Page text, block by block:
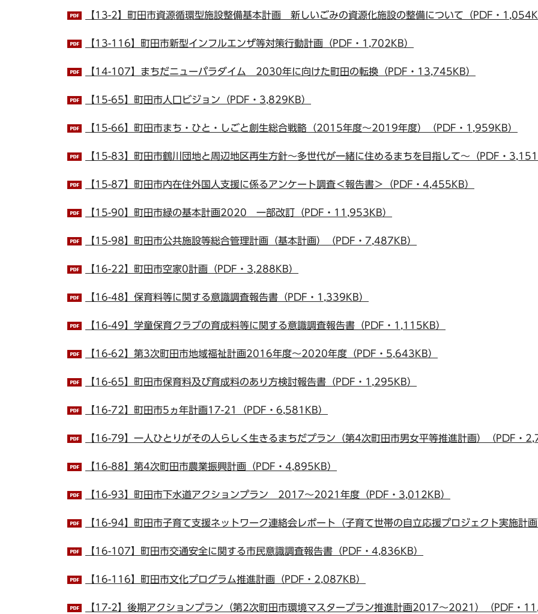
【13-2】町田市資源循環型施設整備基本計画 新しいごみの資源化施設の整備について（PDF・
【13-116】町田市新型インフルエンザ等対策行動計画（PDF・1,702KB）
【14-107】まちだニューパラダイム 2030年に向けた町田の転換（PDF・13,745KB）
【15-65】町田市人口ビジョン（PDF・3,829KB）
【15-66】町田市まち・ひと・しごと創生総合戦略（2015年度～2019年度）（PDF・1,959KB）
【15-83】町田市鶴川団地と周辺地区再生方針～多世代が一緒に住めるまちを目指して～（PDF・
【15-87】町田市内在住外国人支援に係るアンケート調査＜報告書＞（PDF・4,455KB）
【15-90】町田市緑の基本計画2020 一部改訂（PDF・11,953KB）
【15-98】町田市公共施設等総合管理計画（基本計画）（PDF・7,487KB）
【16-22】町田市空家0計画（PDF・3,288KB）
【16-48】保育料等に関する意識調査報告書（PDF・1,339KB）
【16-49】学童保育クラブの育成料等に関する意識調査報告書（PDF・1,115KB）
【16-62】第3次町田市地域福祉計画2016年度～2020年度（PDF・5,643KB）
【16-65】町田市保育料及び育成料のあり方検討報告書（PDF・1,295KB）
【16-72】町田市5ヵ年計画17-21（PDF・6,581KB）
【16-79】一人ひとりがその人らしく生きるまちだプラン（第4次町田市男女平等推進計画）（PDF・
【16-88】第4次町田市農業振興計画（PDF・4,895KB）
【16-93】町田市下水道アクションプラン 2017～2021年度（PDF・3,012KB）
【16-94】町田市子育て支援ネットワーク連絡会レポート（子育て世帯の自立応援プロジェクト実施計
【16-107】町田市交通安全に関する市民意識調査報告書（PDF・4,836KB）
【16-116】町田市文化プログラム推進計画（PDF・2,087KB）
【17-2】後期アクションプラン（第2次町田市環境マスタープラン推進計画2017～2021）（PDF・